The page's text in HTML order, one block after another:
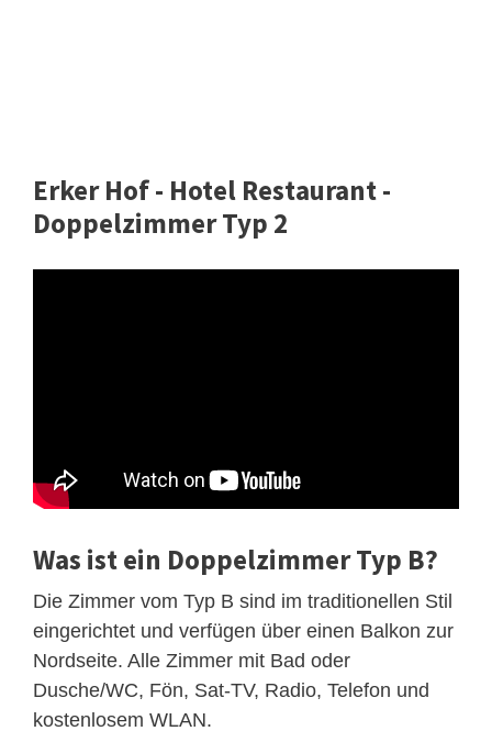
Erker Hof - Hotel Restaurant -
Doppelzimmer Typ 2
Was ist ein Doppelzimmer Typ B?
Die Zimmer vom Typ B sind im traditionellen Stil
eingerichtet und verfügen über einen Balkon zur
Nordseite. Alle Zimmer mit Bad oder
Dusche/WC, Fön, Sat-TV, Radio, Telefon und
kostenlosem WLAN.